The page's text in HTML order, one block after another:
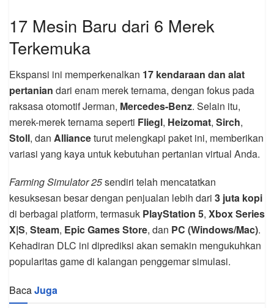
17 Mesin Baru dari 6 Merek
Terkemuka
Ekspansi ini memperkenalkan 17 kendaraan dan alat
pertanian dari enam merek ternama, dengan fokus pada
raksasa otomotif Jerman, Mercedes-Benz. Selain itu,
merek-merek ternama seperti Fliegl, Heizomat, Sirch,
Stoll, dan Allianceturut melengkapi paket ini, memberikan
variasi yang kaya untuk kebutuhan pertanian virtual Anda.
Farming Simulator 25sendiri telah mencatatkan
kesuksesan besar dengan penjualan lebih dari 3 juta kopi
di berbagai platform, termasuk PlayStation 5, Xbox Series
X|S, Steam, Epic Games Store, dan PC (Windows/Mac).
Kehadiran DLC ini diprediksi akan semakin mengukuhkan
popularitas game di kalangan penggemar simulasi.
BacaJuga